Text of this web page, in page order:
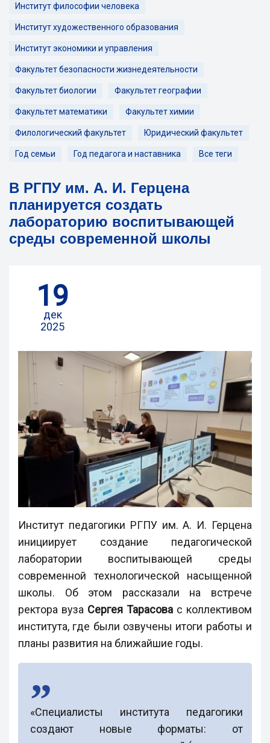
Институт философии человека
Институт художественного образования
Институт экономики и управления
Факультет безопасности жизнедеятельности
Факультет биологии Факультет географии
Факультет математики Факультет химии
Филологический факультет Юридический факультет
Год семьи Год педагога и наставника Все теги
В РГПУ им. А. И. Герцена
планируется создать
лабораторию воспитывающей
среды современной школы
19
дек
2025
Институт педагогики РГПУ им. А. И. Герцена
инициирует создание педагогической
лаборатории воспитывающей среды
современной технологической насыщенной
школы. Об этом рассказали на встрече
ректора вуза Сергея Тарасова с коллективом
института, где были озвучены итоги работы и
планы развития на ближайшие годы.
«Специалисты института педагогики
создают новые форматы: от